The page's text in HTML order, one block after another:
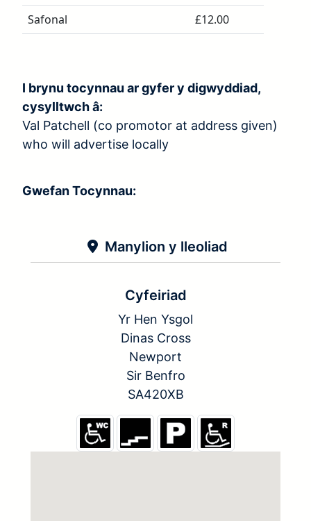
Safonal
£12.00
I brynu tocynnau ar gyfer y digwyddiad,
cysylltwch â:
Val Patchell (co promotor at address given)
who will advertise locally
Gwefan Tocynnau:
Manylion y lleoliad
Cyfeiriad
Yr Hen Ysgol
Dinas Cross
Newport
Sir Benfro
SA420XB